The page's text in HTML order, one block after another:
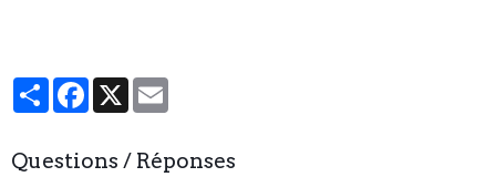
PartagerFacebook
X
Questions / Réponses